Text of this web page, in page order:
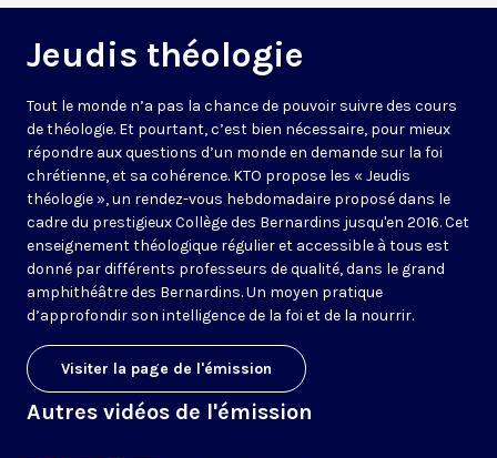
Jeudis théologie
Tout le monde n’a pas la chance de pouvoir suivre des cours
de théologie. Et pourtant, c’est bien nécessaire, pour mieux
répondre aux questions d’un monde en demande sur la foi
chrétienne, et sa cohérence. KTO propose les « Jeudis
théologie », un rendez-vous hebdomadaire proposé dans le
cadre du prestigieux Collège des Bernardins jusqu'en 2016. Cet
enseignement théologique régulier et accessible à tous est
donné par différents professeurs de qualité, dans le grand
amphithéâtre des Bernardins. Un moyen pratique
d’approfondir son intelligence de la foi et de la nourrir.
Visiter la page de l'émission
Autres vidéos de l'émission